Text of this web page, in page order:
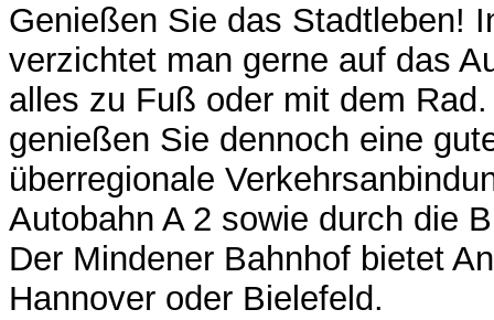
Genießen Sie das Stadtleben!
verzichtet man gerne auf das
alles zu Fuß oder mit dem
genießen Sie dennoch eine
überregionale
Autobahn A 2 sowie durch die
Der Mindener Bahnhof bietet
Hannover oder Bielefeld.